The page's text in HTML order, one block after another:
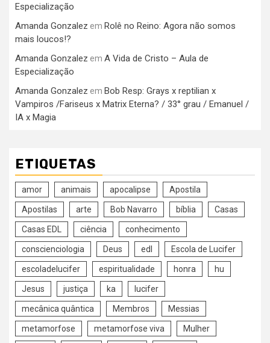
Especialização
Amanda Gonzalez em Rolê no Reino: Agora não somos
mais loucos!?
Amanda Gonzalez em A Vida de Cristo – Aula de
Especialização
Amanda Gonzalez em Bob Resp: Grays x reptilian x
Vampiros /Fariseus x Matrix Eterna? / 33° grau / Emanuel /
IA x Magia
ETIQUETAS
amor animais apocalipse Apostila
Apostilas arte Bob Navarro bíblia Casas
Casas EDL ciência conhecimento
conscienciologia Deus edl Escola de Lucifer
escoladelucifer espiritualidade honra hu
Jesus justiça ka lucifer
mecânica quântica Membros Messias
metamorfose metamorfose viva Mulher